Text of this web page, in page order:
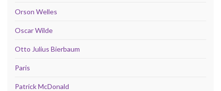
Orson Welles
Oscar Wilde
Otto Julius Bierbaum
Paris
Patrick McDonald